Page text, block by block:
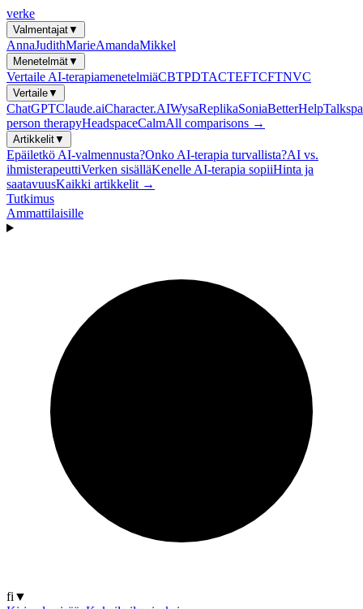
verke
Valmentajat▼
AnnaJudithMarieAmandaMikkel
Menetelmät▼
Vertaile AI-terapiamenetelmiäCBTPDTACTEFTCFTNVC
Vertaile▼
ChatGPTClaude.aiCharacter.AIWysaReplikaSoniaBetterHelp
person therapyHeadspaceCalmAll comparisons →
Artikkelit▼
Epäiletkö AI-valmennusta?Onko AI-terapia turvallista?AI vs.
ihmisterapeuttiVerken sisälläKenelle AI-terapia sopiiHinta ja
saatavuusKaikki artikkelit →
Tutkimus
Ammattilaisille
fi ▼